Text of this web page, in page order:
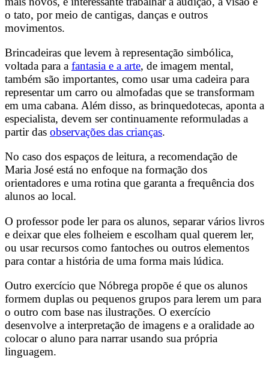
o tato, por meio de cantigas, danças e outros
movimentos.
Brincadeiras que levem à representação simbólica,
voltada para a fantasia e a arte, de imagem mental,
também são importantes, como usar uma cadeira para
representar um carro ou almofadas que se transformam
em uma cabana. Além disso, as brinquedotecas, aponta a
especialista, devem ser continuamente reformuladas a
partir das observações das crianças.
No caso dos espaços de leitura, a recomendação de
Maria José está no enfoque na formação dos
orientadores e uma rotina que garanta a frequência dos
alunos ao local.
O professor pode ler para os alunos, separar vários livros
e deixar que eles folheiem e escolham qual querem ler,
ou usar recursos como fantoches ou outros elementos
para contar a história de uma forma mais lúdica.
Outro exercício que Nóbrega propõe é que os alunos
formem duplas ou pequenos grupos para lerem um para
o outro com base nas ilustrações. O exercício
desenvolve a interpretação de imagens e a oralidade ao
colocar o aluno para narrar usando sua própria
linguagem.